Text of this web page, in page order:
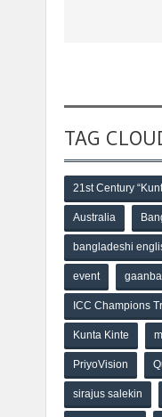
TAG
21st Century
Australia
bangladeshi
event
ICC Champions
Kunta Kinte
PriyoVision
sirajus salekin